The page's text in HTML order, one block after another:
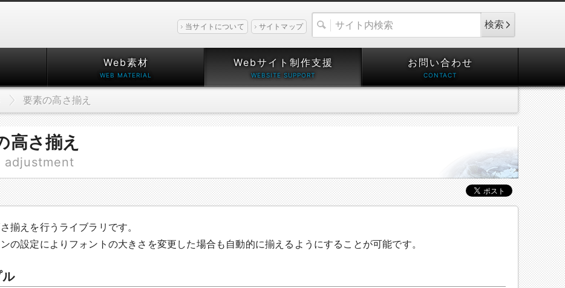
当サイトについて サイトマップ 検索
Web素材 Webサイト制作支援 お問い合わせ
要素の高さ揃え
高さ揃え
adjustment
揃えを行うライブラリです。
の設定によりフォントの大きさを変更した場合も自動的に揃えるようにすることが可能です。